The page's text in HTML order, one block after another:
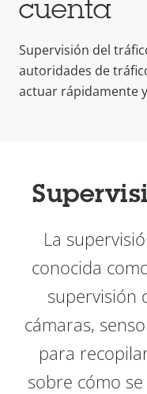
cuenta
Supervisión del
autoridades de
actuar rápidamente
La
conocida
supervisión
cámaras,
para
sobre cómo